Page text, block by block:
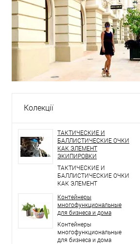
Колекції
ТАКТИЧЕСКИЕ И
БАЛЛИСТИЧЕСКИЕ ОЧКИ
КАК ЭЛЕМЕНТ
ЭКИПИРОВКИ
ТАКТИЧЕСКИЕ И
БАЛЛИСТИЧЕСКИЕ ОЧКИ
КАК ЭЛЕМЕНТ
Контейнеры
многофункциональные
для бизнеса и дома
Контейнеры
многофункциональные
для бизнеса и дома